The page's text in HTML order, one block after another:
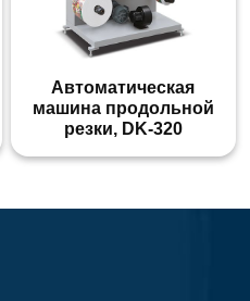
Автоматическая
машина продольной
резки, DK-320